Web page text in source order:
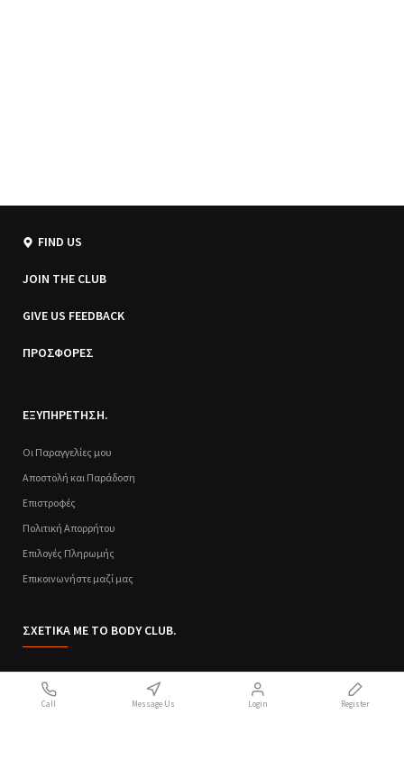
FIND US
JOIN THE CLUB
GIVE US FEEDBACK
ΠΡΟΣΦΟΡΕΣ
ΕΞΥΠΗΡΕΤΗΣΗ.
Οι Παραγγελίες μου
Αποστολή και Παράδοση
Επιστροφές
Πολιτική Απορρήτου
Επιλογές Πληρωμής
Επικοινωνήστε μαζί μας
ΣΧΕΤΙΚΑ ΜΕ ΤΟ BODY CLUB.
Call Message Us Login Register